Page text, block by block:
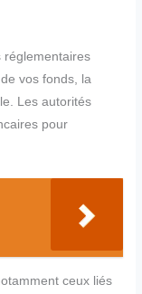
réglementaires
vos fonds, la
Les autorités
pour
ceux liés